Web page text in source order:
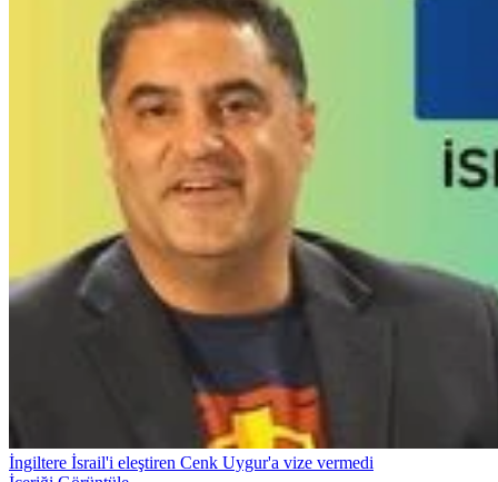
İngiltere İsrail'i eleştiren Cenk Uygur'a vize vermedi